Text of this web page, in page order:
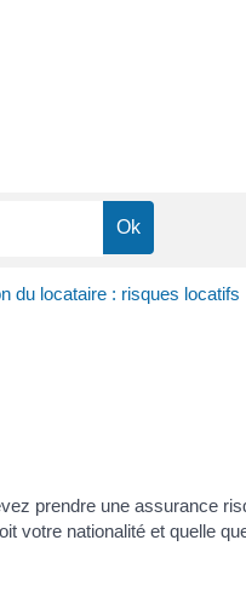
du locataire : risques locatifs
prendre une assurance
nationalité et quelle